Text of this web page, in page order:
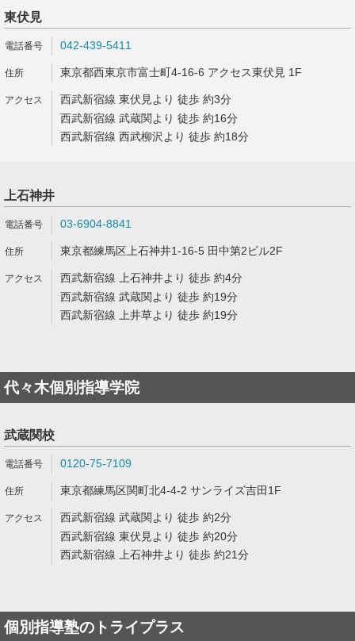
東伏見
042-439-5411
東京都西東京市富士町4-16-6 アクセス東伏見 1F
西武新宿線 東伏見より 徒歩 約3分
西武新宿線 武蔵関より 徒歩 約16分
西武新宿線 西武柳沢より 徒歩 約18分
上石神井
03-6904-8841
東京都練馬区上石神井1-16-5 田中第2ビル2F
西武新宿線 上石神井より 徒歩 約4分
西武新宿線 武蔵関より 徒歩 約19分
西武新宿線 上井草より 徒歩 約19分
代々木個別指導学院
武蔵関校
0120-75-7109
東京都練馬区関町北4-4-2 サンライズ吉田1F
西武新宿線 武蔵関より 徒歩 約2分
西武新宿線 東伏見より 徒歩 約20分
西武新宿線 上石神井より 徒歩 約21分
個別指導塾のトライプラス